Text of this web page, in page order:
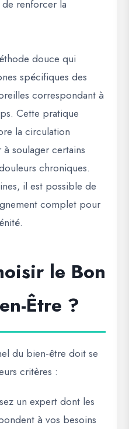
renforcer la
douce qui
spécifiques des
correspondant à
Cette pratique
la circulation
soulager certains
chroniques.
il est possible de
complet pour
le Bon
Être ?
du bien-être doit se
critères :
un expert dont les
à vos besoins